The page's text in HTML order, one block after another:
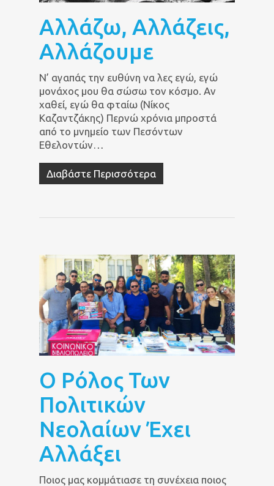
Αλλάζω, Αλλάζεις,
Αλλάζουμε
Ν’ αγαπάς την ευθύνη να λες εγώ, εγώ
μονάχος μου θα σώσω τον κόσμο. Αν
χαθεί, εγώ θα φταίω (Νίκος
Καζαντζάκης) Περνώ χρόνια μπροστά
από το μνημείο των Πεσόντων
Εθελοντών…
Διαβάστε Περισσότερα
Ο Ρόλος Των
Πολιτικών
Νεολαίων Έχει
Αλλάξει
Ποιος μας κομμάτιασε τη συνέχεια ποιος